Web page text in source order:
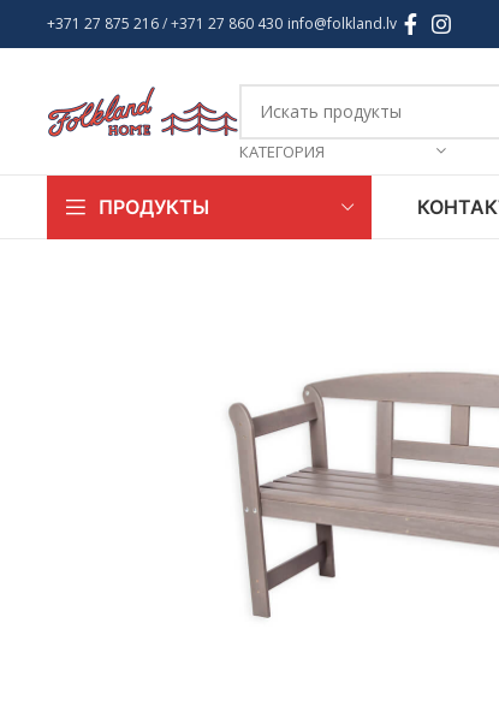
+371 27 875 216/ +371 27 860 430 info@folkland.lv
КАТЕГОРИЯ
ПРОДУКТЫ